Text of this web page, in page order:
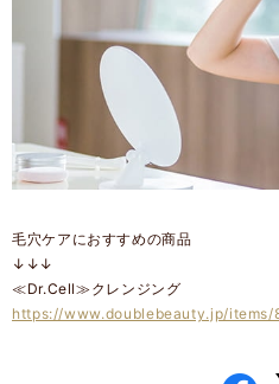
毛穴ケアにおすすめの商品
↓↓↓
≪Dr.Cell≫クレンジング
https://www.doublebeauty.jp/items/